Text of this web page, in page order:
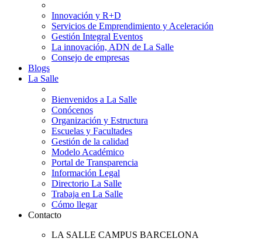
Innovación y R+D
Servicios de Emprendimiento y Aceleración
Gestión Integral Eventos
La innovación, ADN de La Salle
Consejo de empresas
Blogs
La Salle
Bienvenidos a La Salle
Conócenos
Organización y Estructura
Escuelas y Facultades
Gestión de la calidad
Modelo Académico
Portal de Transparencia
Información Legal
Directorio La Salle
Trabaja en La Salle
Cómo llegar
Contacto
LA SALLE CAMPUS BARCELONA